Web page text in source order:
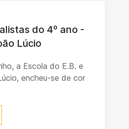
do 4º ano -
Lúcio
a Escola do E.B. e
encheu-se de cor